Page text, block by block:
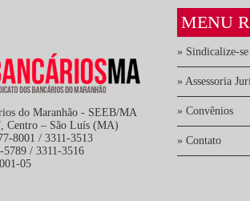
do Maranhão - SEEB/MA
Centro – São Luís (MA)
8001 / 3311-3513
/ 3311-3516
05
MENU
» Sindicalize-se
» Assessoria
» Convênios
» Contato